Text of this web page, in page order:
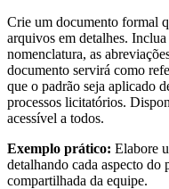
Crie um documento formal
arquivos em detalhes.
nomenclatura, as
documento servirá como
que o padrão seja aplicado
processos licitatórios.
acessível a todos.
Exemplo prático: Elabore
detalhando cada aspecto do
compartilhada da equipe.